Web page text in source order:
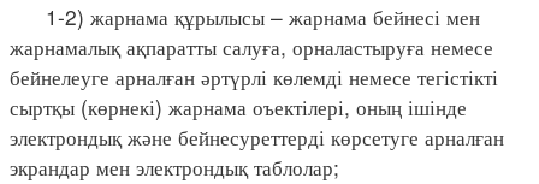
1-2) жарнама құрылысы – жарнама бейнесі мен
жарнамалық ақпаратты салуға, орналастыруға немесе
бейнелеуге арналған әртүрлі көлемді немесе тегістікті
сыртқы (көрнекі) жарнама оъектілері, оның ішінде
электрондық және бейнесуреттерді көрсетуге арналған
экрандар мен электрондық таблолар;